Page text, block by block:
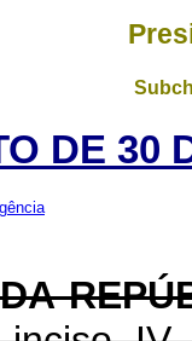
DE 30